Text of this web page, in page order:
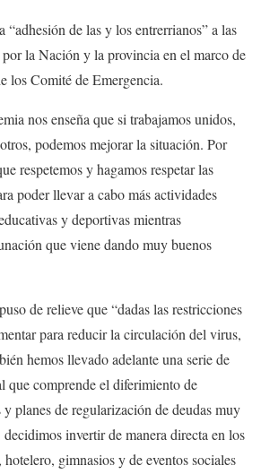
de las y los entrerrianos” a las
la Nación y la provincia en el marco de
los Comité de Emergencia.
nos enseña que si trabajamos unidos,
podemos mejorar la situación. Por
respetemos y hagamos respetar las
poder llevar a cabo más actividades
y deportivas mientras
que viene dando muy buenos
de relieve que “dadas las restricciones
para reducir la circulación del virus,
hemos llevado adelante una serie de
que comprende el diferimiento de
planes de regularización de deudas muy
invertir de manera directa en los
gimnasios y de eventos sociales